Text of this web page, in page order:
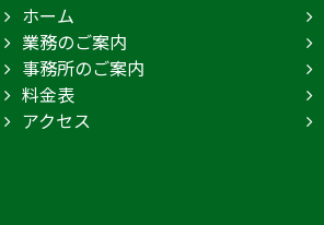
ホーム
業務のご案内
事務所のご案内
料金表
アクセス